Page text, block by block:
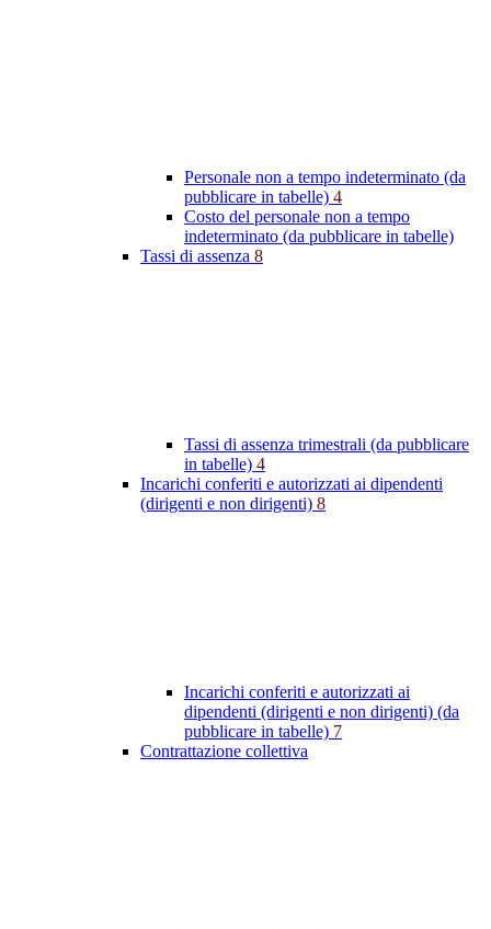
Personale non a tempo indeterminato (da
pubblicare in tabelle) 4
Costo del personale non a tempo
indeterminato (da pubblicare in tabelle)
Tassi di assenza 8
Tassi di assenza trimestrali (da pubblicare
in tabelle) 4
Incarichi conferiti e autorizzati ai dipendenti
(dirigenti e non dirigenti) 8
Incarichi conferiti e autorizzati ai
dipendenti (dirigenti e non dirigenti) (da
pubblicare in tabelle) 7
Contrattazione collettiva